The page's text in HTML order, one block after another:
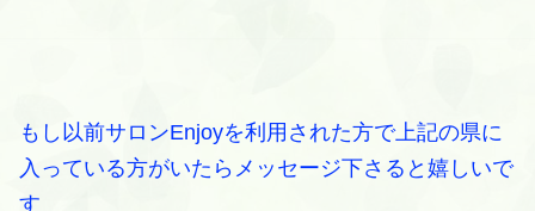
もし以前サロンEnjoyを利用された方で上記の県に
入っている方がいたらメッセージ下さると嬉しいで
す